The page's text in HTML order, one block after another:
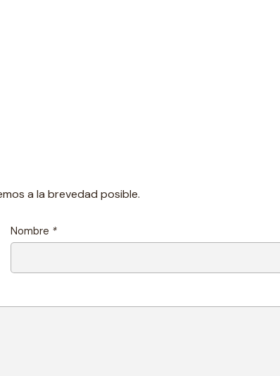
a la brevedad posible.
Nombre *